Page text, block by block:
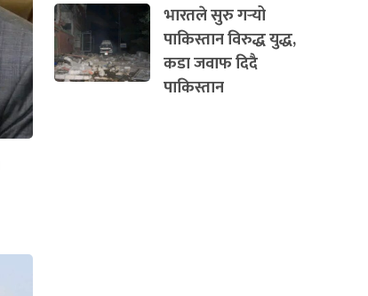
भारतले सुरु गर्‍यो
पाकिस्तान विरुद्ध युद्ध,
कडा जवाफ दिदै
पाकिस्तान